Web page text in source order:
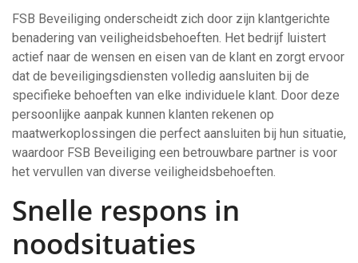
FSB Beveiliging onderscheidt zich door zijn klantgerichte
benadering van veiligheidsbehoeften. Het bedrijf luistert
actief naar de wensen en eisen van de klant en zorgt ervoor
dat de beveiligingsdiensten volledig aansluiten bij de
specifieke behoeften van elke individuele klant. Door deze
persoonlijke aanpak kunnen klanten rekenen op
maatwerkoplossingen die perfect aansluiten bij hun situatie,
waardoor FSB Beveiliging een betrouwbare partner is voor
het vervullen van diverse veiligheidsbehoeften.
Snelle respons in
noodsituaties